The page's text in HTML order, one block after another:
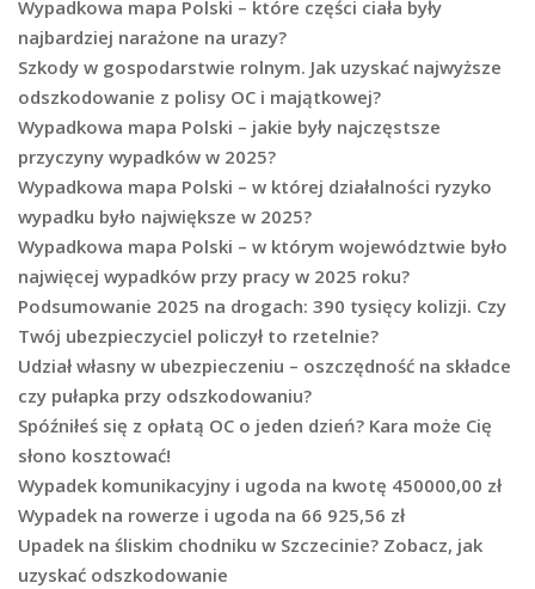
Wypadkowa mapa Polski – które części ciała były
najbardziej narażone na urazy?
Szkody w gospodarstwie rolnym. Jak uzyskać najwyższe
odszkodowanie z polisy OC i majątkowej?
Wypadkowa mapa Polski – jakie były najczęstsze
przyczyny wypadków w 2025?
Wypadkowa mapa Polski – w której działalności ryzyko
wypadku było największe w 2025?
Wypadkowa mapa Polski – w którym województwie było
najwięcej wypadków przy pracy w 2025 roku?
Podsumowanie 2025 na drogach: 390 tysięcy kolizji. Czy
Twój ubezpieczyciel policzył to rzetelnie?
Udział własny w ubezpieczeniu – oszczędność na składce
czy pułapka przy odszkodowaniu?
Spóźniłeś się z opłatą OC o jeden dzień? Kara może Cię
słono kosztować!
Wypadek komunikacyjny i ugoda na kwotę 450000,00 zł
Wypadek na rowerze i ugoda na 66 925,56 zł
Upadek na śliskim chodniku w Szczecinie? Zobacz, jak
uzyskać odszkodowanie